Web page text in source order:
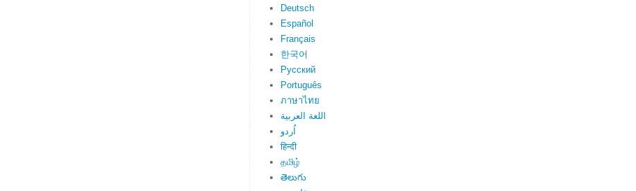
Deutsch
Español
Français
한국어
Русский
Português
ภาษาไทย
اللغة العربية
اُردو
हिन्दी
தமிழ்
తెలుగు